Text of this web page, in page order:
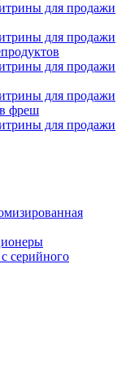
для продажи
для продажи
для продажи
для продажи
фреш
для продажи
серийного